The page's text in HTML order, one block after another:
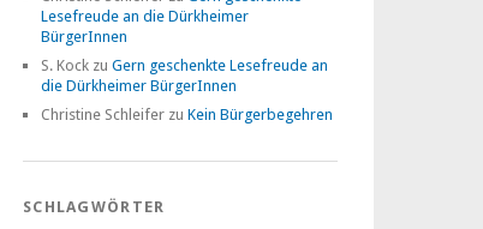
Lesefreude an die Dürkheimer
BürgerInnen
S. Kock zu Gern geschenkte Lesefreude an
die Dürkheimer BürgerInnen
Christine Schleifer zu Kein Bürgerbegehren
SCHLAGWÖRTER